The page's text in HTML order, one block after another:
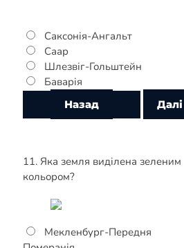
Саксонія-Ангальт
Саар
Шлезвіг-Гольштейн
Баварія
11. Яка земля виділена зеленим
кольором?
Мекленбург-Передня